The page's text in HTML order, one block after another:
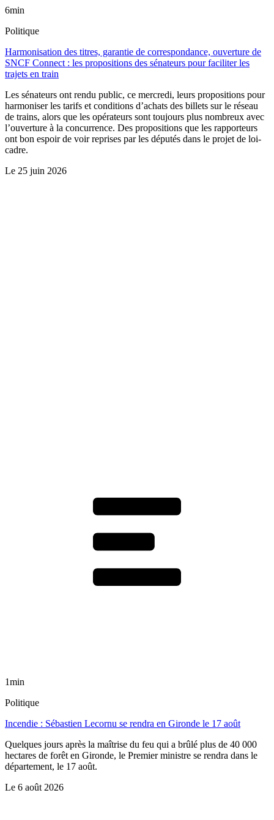
6min
Politique
Harmonisation des titres, garantie de correspondance, ouverture de
SNCF Connect : les propositions des sénateurs pour faciliter les
trajets en train
Les sénateurs ont rendu public, ce mercredi, leurs propositions pour
harmoniser les tarifs et conditions d’achats des billets sur le réseau
de trains, alors que les opérateurs sont toujours plus nombreux avec
l’ouverture à la concurrence. Des propositions que les rapporteurs
ont bon espoir de voir reprises par les députés dans le projet de loi-
cadre.
Le 25 juin 2026
1min
Politique
Incendie : Sébastien Lecornu se rendra en Gironde le 17 août
Quelques jours après la maîtrise du feu qui a brûlé plus de 40 000
hectares de forêt en Gironde, le Premier ministre se rendra dans le
département, le 17 août.
Le 6 août 2026